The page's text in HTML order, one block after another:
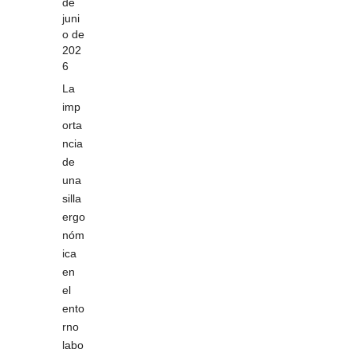
juni
o de
202
6
La
imp
orta
ncia
de
una
silla
ergo
nóm
ica
en
el
ento
rno
labo